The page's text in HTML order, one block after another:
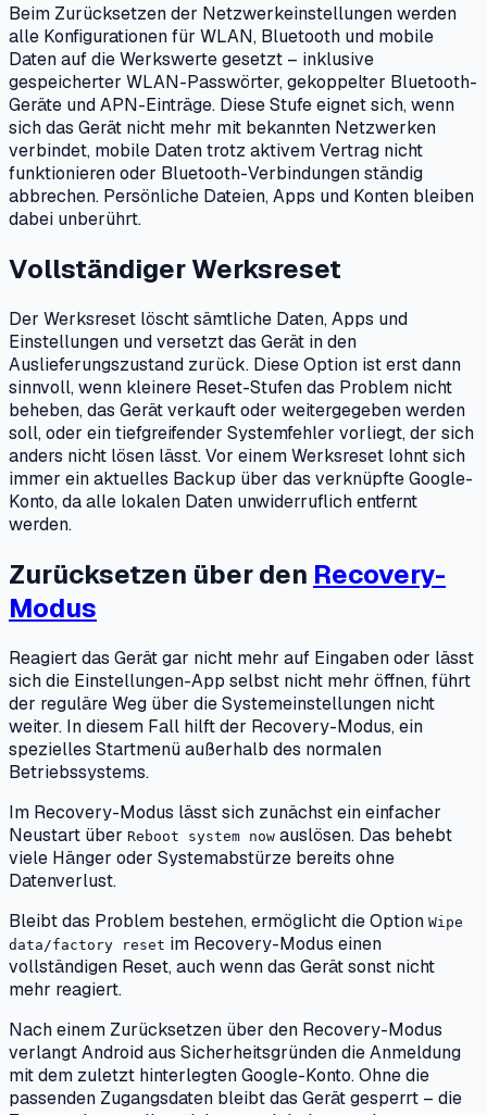
Beim Zurücksetzen der Netzwerkeinstellungen werden
alle Konfigurationen für WLAN, Bluetooth und mobile
Daten auf die Werkswerte gesetzt – inklusive
gespeicherter WLAN-Passwörter, gekoppelter Bluetooth-
Geräte und APN-Einträge. Diese Stufe eignet sich, wenn
sich das Gerät nicht mehr mit bekannten Netzwerken
verbindet, mobile Daten trotz aktivem Vertrag nicht
funktionieren oder Bluetooth-Verbindungen ständig
abbrechen. Persönliche Dateien, Apps und Konten bleiben
dabei unberührt.
Vollständiger Werksreset
Der Werksreset löscht sämtliche Daten, Apps und
Einstellungen und versetzt das Gerät in den
Auslieferungszustand zurück. Diese Option ist erst dann
sinnvoll, wenn kleinere Reset-Stufen das Problem nicht
beheben, das Gerät verkauft oder weitergegeben werden
soll, oder ein tiefgreifender Systemfehler vorliegt, der sich
anders nicht lösen lässt. Vor einem Werksreset lohnt sich
immer ein aktuelles Backup über das verknüpfte Google-
Konto, da alle lokalen Daten unwiderruflich entfernt
werden.
Zurücksetzen über den Recovery-
Modus
Reagiert das Gerät gar nicht mehr auf Eingaben oder lässt
sich die Einstellungen-App selbst nicht mehr öffnen, führt
der reguläre Weg über die Systemeinstellungen nicht
weiter. In diesem Fall hilft der Recovery-Modus, ein
spezielles Startmenü außerhalb des normalen
Betriebssystems.
Im Recovery-Modus lässt sich zunächst ein einfacher
Neustart über Reboot system now auslösen. Das behebt
viele Hänger oder Systemabstürze bereits ohne
Datenverlust.
Bleibt das Problem bestehen, ermöglicht die Option Wipe
data/factory reset im Recovery-Modus einen
vollständigen Reset, auch wenn das Gerät sonst nicht
mehr reagiert.
Nach einem Zurücksetzen über den Recovery-Modus
verlangt Android aus Sicherheitsgründen die Anmeldung
mit dem zuletzt hinterlegten Google-Konto. Ohne die
passenden Zugangsdaten bleibt das Gerät gesperrt – die